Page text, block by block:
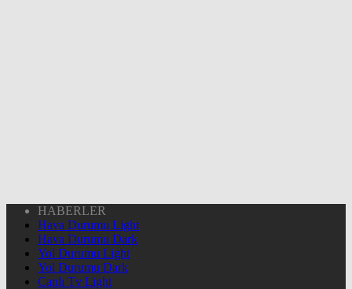
HABERLER
Hava Durumu Light
Hava Durumu Dark
Yol Durumu Light
Yol Durumu Dark
Canlı Tv Light